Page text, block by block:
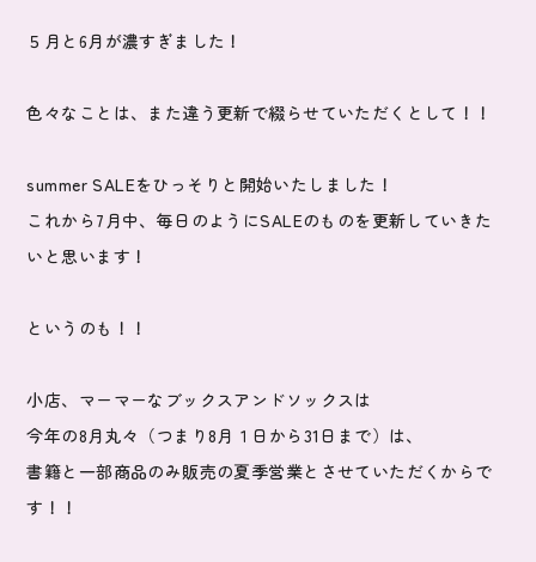
５月と6月が濃すぎました！
色々なことは、また違う更新で綴らせていただくとして！！
summer SALEをひっそりと開始いたしました！
これから7月中、毎日のようにSALEのものを更新していきた
いと思います！
というのも！！
小店、マーマーなブックスアンドソックスは
今年の8月丸々（つまり8月１日から31日まで）は、
書籍と一部商品のみ販売の夏季営業とさせていただくからで
す！！